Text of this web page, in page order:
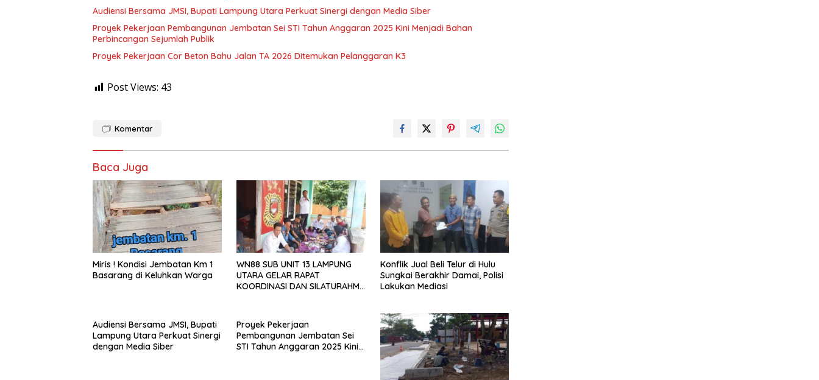
Audiensi Bersama JMSI, Bupati Lampung Utara Perkuat Sinergi dengan Media Siber
Proyek Pekerjaan Pembangunan Jembatan Sei STI Tahun Anggaran 2025 Kini Menjadi Bahan
Perbincangan Sejumlah Publik
Proyek Pekerjaan Cor Beton Bahu Jalan TA 2026 Ditemukan Pelanggaran K3
Post Views: 43
Komentar
Baca Juga
Miris ! Kondisi Jembatan Km 1
Basarang di Keluhkan Warga
WN88 SUB UNIT 13 LAMPUNG
UTARA GELAR RAPAT
KOORDINASI DAN SILATURAHMI
Konflik Jual Beli Telur di Hulu
Sungkai Berakhir Damai, Polisi
Lakukan Mediasi
Audiensi Bersama JMSI, Bupati
Lampung Utara Perkuat Sinergi
dengan Media Siber
Proyek Pekerjaan
Pembangunan Jembatan Sei
STI Tahun Anggaran 2025 Kini